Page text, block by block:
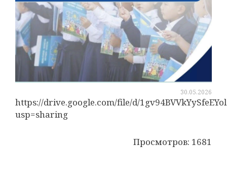
30.05.2026
https://drive.google.com/file/d/
usp=sharing
Просмотров: 1681